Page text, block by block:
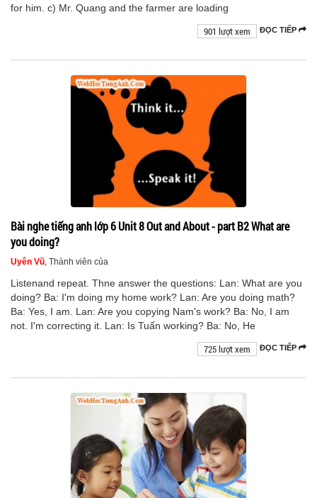
for him. c) Mr. Quang and the farmer are loading
ĐỌC TIẾP
901 lượt xem
Bài nghe tiếng anh lớp 6 Unit 8 Out and About - part B2 What are
you doing?
Uyên Vũ , Thành viên của
Listenand repeat. Thne answer the questions: Lan: What are you
doing? Ba: I'm doing my home work? Lan: Are you doing math?
Ba: Yes, I am. Lan: Are you copying Nam's work? Ba: No, I am
not. I'm correcting it. Lan: Is Tuấn working? Ba: No, He
ĐỌC TIẾP
725 lượt xem